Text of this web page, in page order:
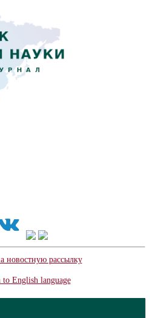
новостную рассылку
English language